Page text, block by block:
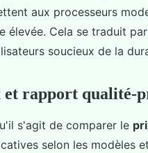
aux processeurs
élevée. Cela se traduit
soucieux de la
et rapport qualité-
s'agit de comparer le
selon les modèles